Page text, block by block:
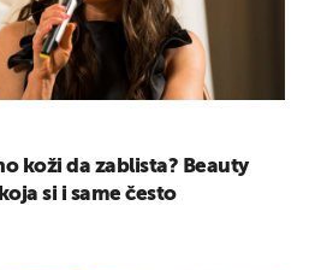
koži da zablista? Beauty
si i same često